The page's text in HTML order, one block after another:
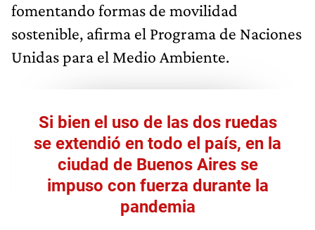
fomentando formas de movilidad
sostenible, afirma el Programa de Naciones
Unidas para el Medio Ambiente.
Si bien el uso de las dos ruedas
se extendió en todo el país, en la
ciudad de Buenos Aires se
impuso con fuerza durante la
pandemia